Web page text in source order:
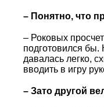
– Понятно, что
– Роковых
подготовился
давалась легко,
вводить в игру
– Зато другой